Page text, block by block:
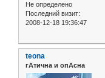
Не определено
Последний визит:
2008-12-18 19:36:47
teona
гАтична и опАсна